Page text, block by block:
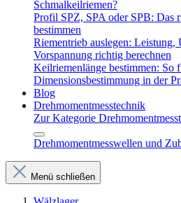
Schmalkeilriemen?
Profil SPZ, SPA oder SPB: Das
bestimmen
Riementrieb auslegen: Leistung,
Vorspannung richtig berechnen
Keilriemenlänge bestimmen: So
Dimensionsbestimmung in der
Blog
Drehmomentmesstechnik
Zur Kategorie
Drehmomentmesswellen und
Menü schließen